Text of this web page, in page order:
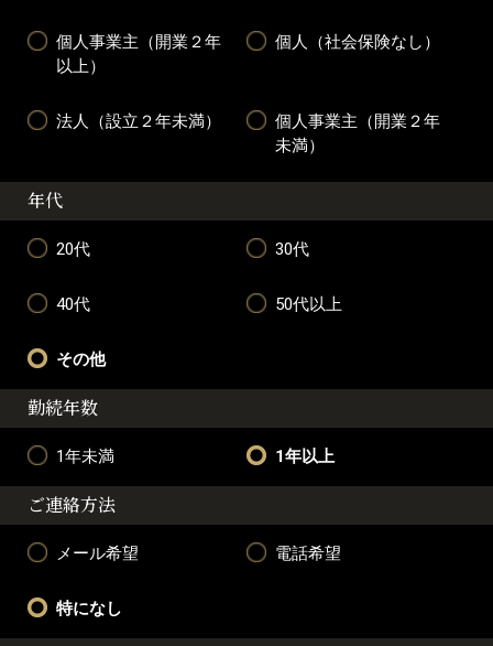
個人事業主（開業２年
以上）
個人（社会保険なし）
法人（設立２年未満）
個人事業主（開業２年
未満）
年代
20代 30代
40代 50代以上
その他
勤続年数
1年未満 1年以上
ご連絡方法
メール希望 電話希望
特になし